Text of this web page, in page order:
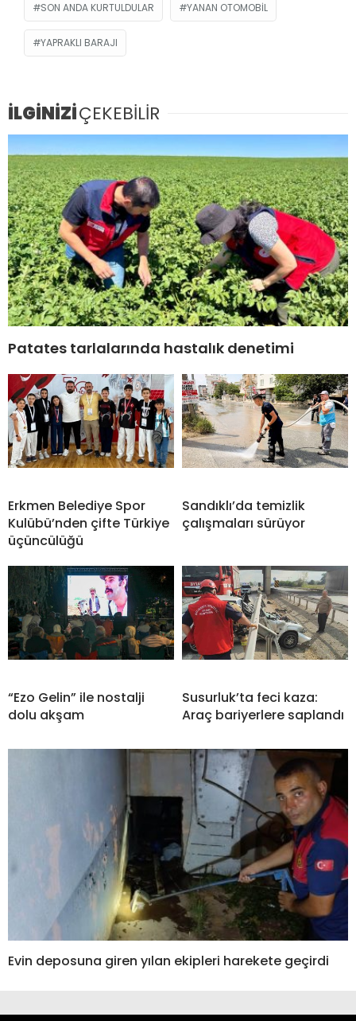
SON ANDA KURTULDULAR YANAN OTOMOBIL
YAPRAKLI BARAJI
İLGİNİZİÇEKEBİLİR
Patates tarlalarında hastalık denetimi
Erkmen Belediye Spor
Kulübü’nden çifte Türkiye
üçüncülüğü
Sandıklı’da temizlik
çalışmaları sürüyor
“Ezo Gelin” ile nostalji
dolu akşam
Susurluk’ta feci kaza:
Araç bariyerlere saplandı
Evin deposuna giren yılan ekipleri harekete geçirdi